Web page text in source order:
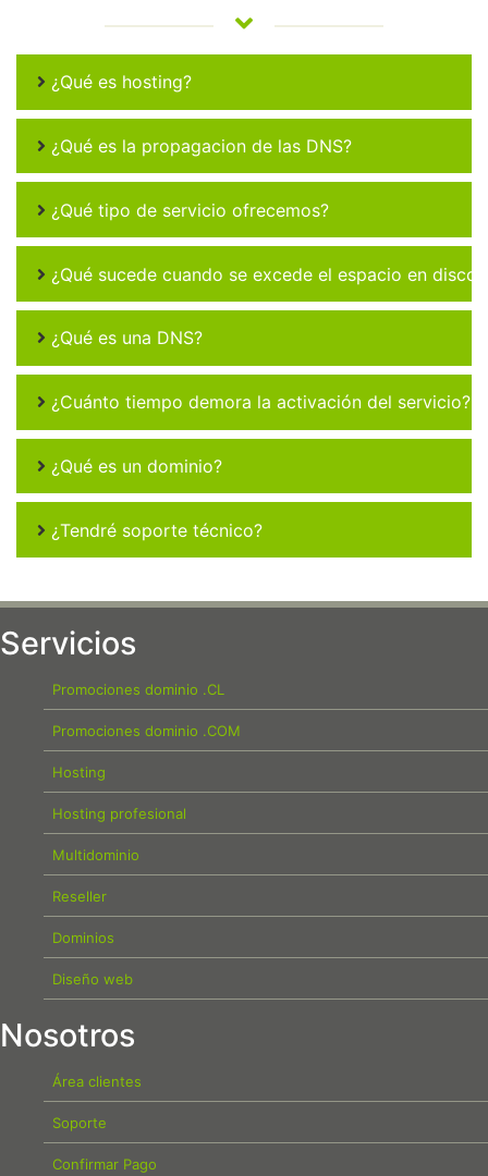
¿Qué es hosting?
¿Qué es la propagacion de las DNS?
¿Qué tipo de servicio ofrecemos?
¿Qué sucede cuando se excede el espacio en disco
¿Qué es una DNS?
¿Cuánto tiempo demora la activación del servicio?
¿Qué es un dominio?
¿Tendré soporte técnico?
Servicios
Promociones dominio .CL
Promociones dominio .COM
Hosting
Hosting profesional
Multidominio
Reseller
Dominios
Diseño web
Nosotros
Área clientes
Soporte
Confirmar Pago